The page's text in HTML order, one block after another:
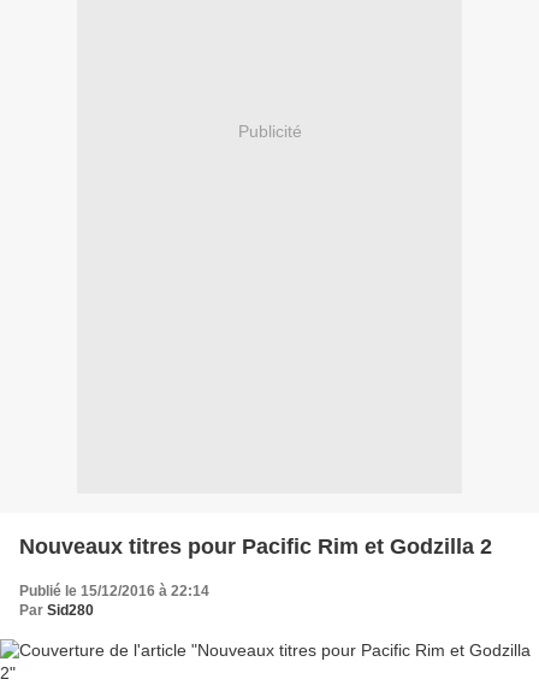
Publicité
Nouveaux titres pour Pacific Rim et Godzilla 2
Publié le 15/12/2016 à 22:14
Par Sid280